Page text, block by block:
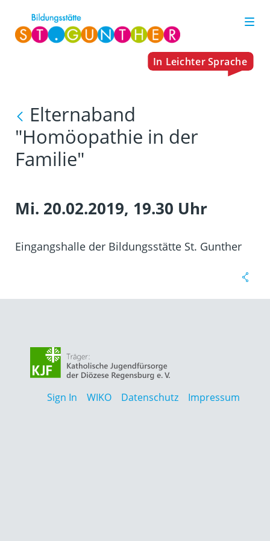
Elternaband
"Homöopathie in der
Familie"
Mi. 20.02.2019, 19.30 Uhr
Eingangshalle der Bildungsstätte St. Gunther
Impressum
Datenschutz
WIKO
Sign In